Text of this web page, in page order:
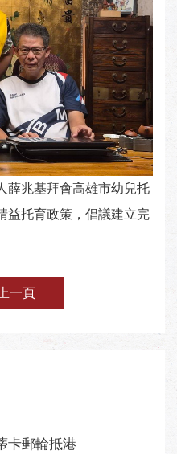
薛兆基拜會高雄市幼兒托
益托育政策，倡議建立完
一頁
卡郵輪抵港